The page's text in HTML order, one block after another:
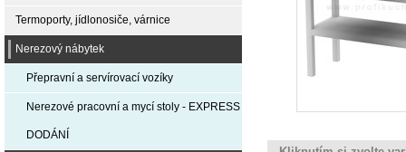
Termoporty, jídlonosiče, várnice
Nerezový nábytek
Přepravní a servírovací vozíky
Nerezové pracovní a mycí stoly - EXPRESS
DODÁNÍ